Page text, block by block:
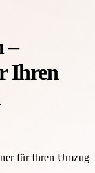
–
Ihren